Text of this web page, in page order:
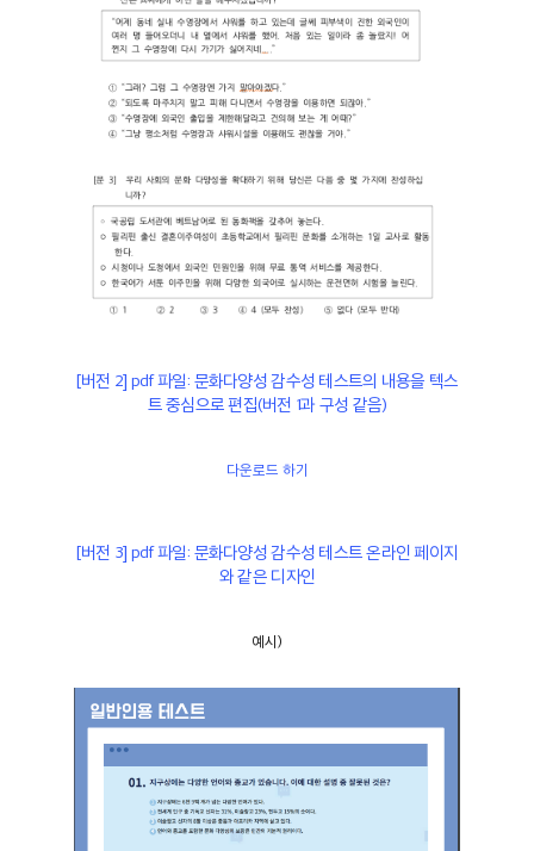
[버전 2] pdf 파일: 문화다양성 감수성 테스트의 내용을 텍스
트 중심으로 편집(버전 1과 구성 같음)
다운로드 하기
[버전 3] pdf 파일: 문화다양성 감수성 테스트 온라인 페이지
와 같은 디자인
예시)